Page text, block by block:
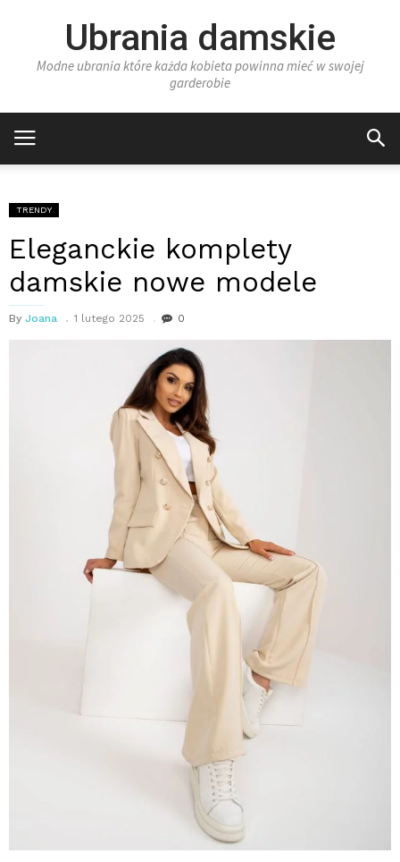
Ubrania damskie
Modne ubrania które każda kobieta powinna mieć w swojej
garderobie
TRENDY
Eleganckie komplety
damskie nowe modele
By Joana 1 lutego 2025 0